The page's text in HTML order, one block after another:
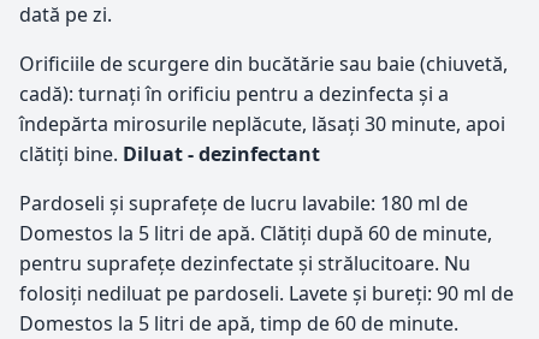
dată pe zi.
Oriﬁciile de scurgere din bucătărie sau baie (chiuvetă,
cadă): turnaţi în oriﬁciu pentru a dezinfecta și a
îndepărta mirosurile neplăcute, lăsaţi 30 minute, apoi
clătiţi bine. Diluat - dezinfectant
Pardoseli și suprafeţe de lucru lavabile: 180 ml de
Domestos la 5 litri de apă. Clătiți după 60 de minute,
pentru suprafețe dezinfectate și strălucitoare. Nu
folosiţi nediluat pe pardoseli. Lavete și bureţi: 90 ml de
Domestos la 5 litri de apă, timp de 60 de minute.